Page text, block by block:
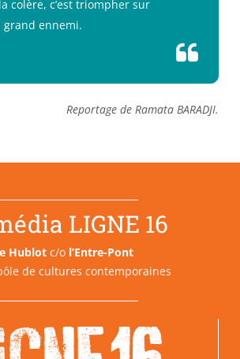
colère, c’est triompher sur
grand ennemi.
Reportage de Ramata BARADJI.
LIGNE 16
Hublot c/o l’Entre-Pont
de cultures contemporaines